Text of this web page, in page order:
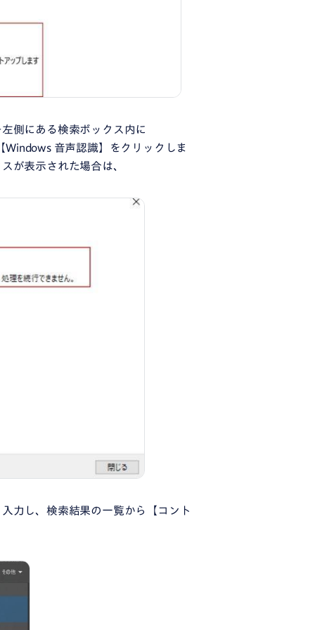
側にある検索ボックス内に
音声認識】をクリックしま
が表示された場合は、
力し、検索結果の一覧から【コント